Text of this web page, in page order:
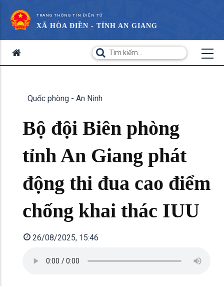
TRANG THÔNG TIN ĐIỆN TỬ
XÃ HÒA ĐIỀN - TỈNH AN GIANG
Quốc phòng - An Ninh
Bộ đội Biên phòng
tỉnh An Giang phát
động thi đua cao điểm
chống khai thác IUU
26/08/2025, 15:46